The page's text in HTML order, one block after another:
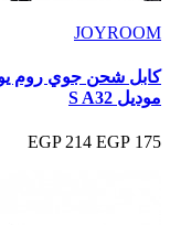
JOYROOM
موديل S A32
175 EGP
214 EGP